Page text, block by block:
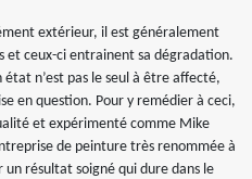
extérieur, il est généralement
et ceux-ci entrainent sa dégradation.
n’est pas le seul à être affecté,
en question. Pour y remédier à ceci,
et expérimenté comme Mike
de peinture très renommée à
un résultat soigné qui dure dans le